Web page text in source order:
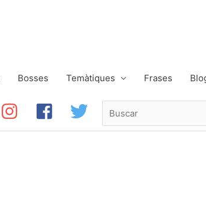
Bosses Temàtiques Frases